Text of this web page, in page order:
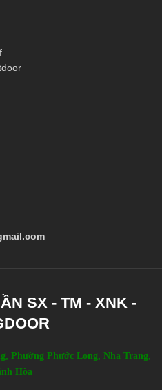
SX - TM - XNK -
Phường Phước Long, Nha Trang,
Hòa